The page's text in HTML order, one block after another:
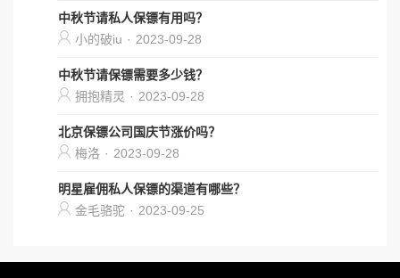
中秋节请私人保镖有用吗？
小的破iu · 2023-09-28
中秋节请保镖需要多少钱？
拥抱精灵 · 2023-09-28
北京保镖公司国庆节涨价吗？
梅洛 · 2023-09-28
明星雇佣私人保镖的渠道有哪些？
金毛骆驼 · 2023-09-25